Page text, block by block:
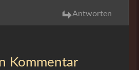
Antworten
Kommentar